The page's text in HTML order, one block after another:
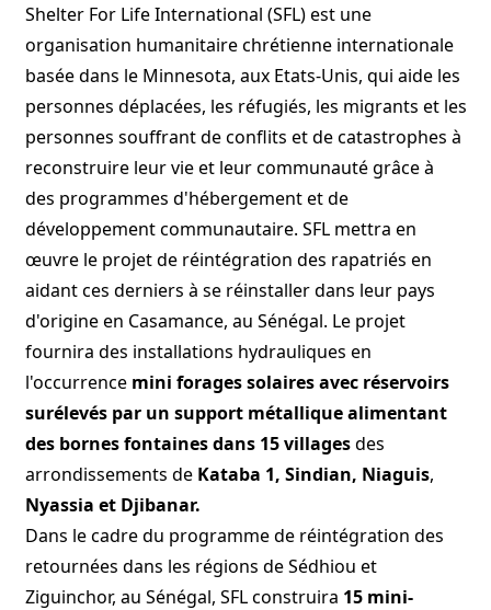
Shelter For Life International (SFL) est une
organisation humanitaire chrétienne internationale
basée dans le Minnesota, aux Etats-Unis, qui aide les
personnes déplacées, les réfugiés, les migrants et les
personnes souffrant de conflits et de catastrophes à
reconstruire leur vie et leur communauté grâce à
des programmes d'hébergement et de
développement communautaire. SFL mettra en
œuvre le projet de réintégration des rapatriés en
aidant ces derniers à se réinstaller dans leur pays
d'origine en Casamance, au Sénégal. Le projet
fournira des installations hydrauliques en
l'occurrencemini forages solaires avec réservoirs
surélevés par un support métalliquealimentant
des bornes fontaines dans 15 villagesdes
arrondissements deKataba 1, Sindian, Niaguis,
Nyassia et Djibanar.
Dans le cadre du programme de réintégration des
retournées dans les régions de Sédhiou et
Ziguinchor, au Sénégal, SFL construira 15 mini-